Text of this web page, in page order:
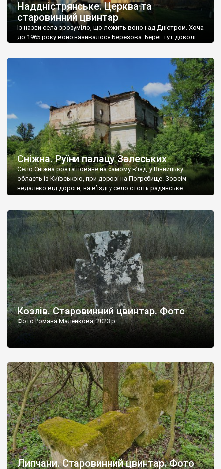
Наддністрянське. Церква та
старовинний цвинтар
Із назви села зрозуміло, що лежить воно над Дністром. Хоча
до 1965 року воно називалося Березова. Берег тут доволі
Наддністрянське відрізняється від більшості навколишніх
сіл. У селі є мурована Михайлівська церква. Точної дати […]
Сніжна. Руїни палацу Залеських
Село Сніжна розташоване на самому в’їзді у Вінницьку
область із Київською, при дорозі на Погребище. Зовсім
недалеко від дороги, на в’їзді у село стоїть радянське
рельєфне пано, яке показує жінку і яблуню, а трохи далі, десь
не видно, але видно дві стареньких колії у траві – […]
Козлів. Старовинний цвинтар. Фото
Фото Романа Маленкова, 2023 р.
Липчани. Старовинний цвинтар. Фото